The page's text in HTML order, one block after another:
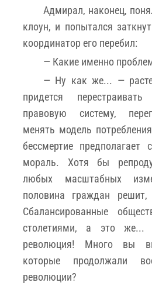
Адмирал, наконец,
клоун, и попытался
координатор его перебил:
— Какие именно
— Ну как же... —
придется
правовую систему,
менять модель
бессмертие предполагает
мораль. Хотя бы
любых масштабных
половина граждан
Сбалансированные
столетиями, а это же...
революция! Много вы
которые продолжали
революции?